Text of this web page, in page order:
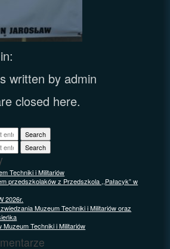
written by admin
closed here.
Search
Search
Techniki i Militariów
przedszkolaków z Przedszkola ,,Pałacyk” w
2026r.
Muzeum Techniki i Militariów oraz
Muzeum Techniki i Militariów